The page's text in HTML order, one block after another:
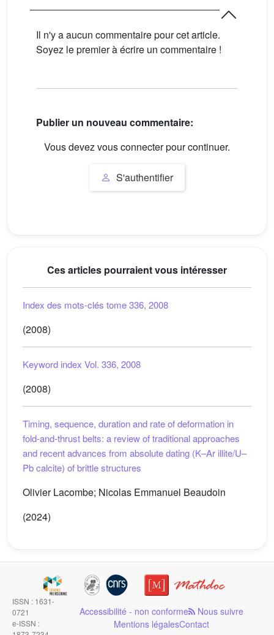
Il n'y a aucun commentaire pour cet article.
Soyez le premier à écrire un commentaire !
Publier un nouveau commentaire:
Vous devez vous connecter pour continuer.
S'authentifier
Ces articles pourraient vous intéresser
Index des mots-clés tome 336, 2008
(2008)
Keyword index Vol. 336, 2008
(2008)
Timing, sequence, duration and rate of deformation in
fold-and-thrust belts: a review of traditional approaches
and recent advances from absolute dating (K–Ar illite/U–
Pb calcite) of brittle structures
Olivier Lacombe; Nicolas Emmanuel Beaudoin
(2024)
ISSN : 1631-
0721
e-ISSN :
Accessibilité - non conforme Nous suivre
Mentions légalesContact